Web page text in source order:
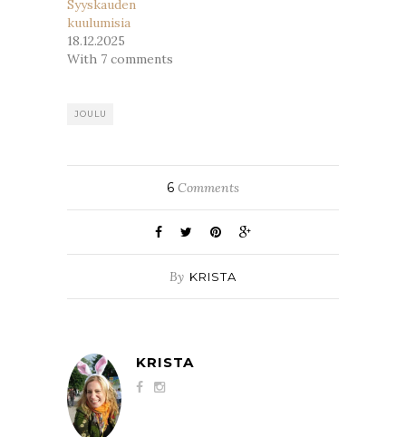
Syyskauden
kuulumisia
18.12.2025
With 7 comments
JOULU
6 Comments
By KRISTA
KRISTA